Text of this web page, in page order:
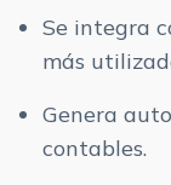
Se integra
más
Genera
contables.